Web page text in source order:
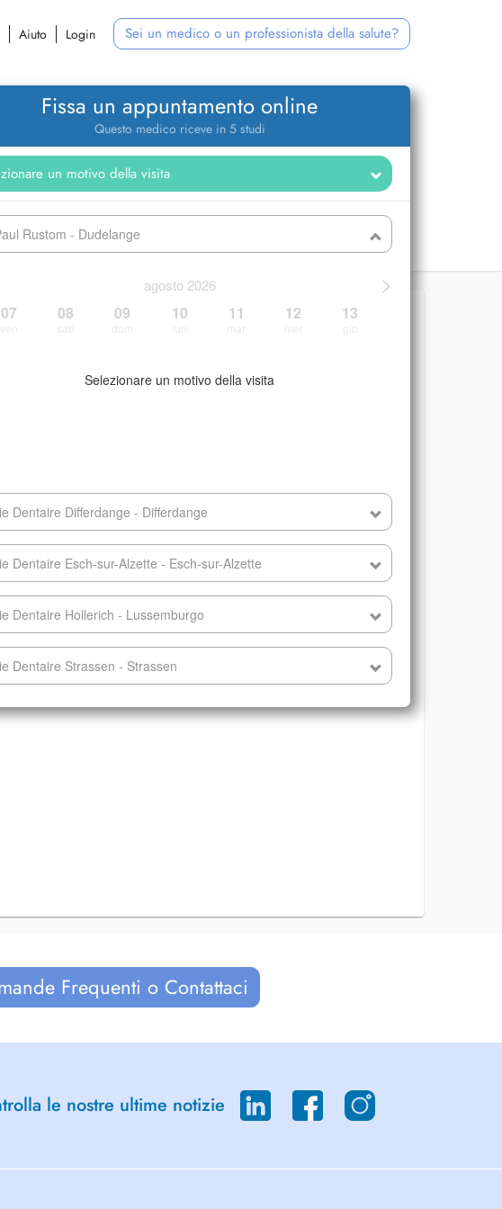
Aiuto Login Sei un medico o un professionista della salute?
Fissa un appuntamento online
Questo medico riceve in 5 studi
Rustom - Dudelange
>
agosto 2026
07 08 09 10 11 12 13
Selezionare un motivo della visita
Dentaire Differdange - Differdange
Dentaire Esch-sur-Alzette - Esch-sur-Alzette
Dentaire Hollerich - Lussemburgo
Dentaire Strassen - Strassen
Frequenti o Contattaci
le nostre ultime notizie